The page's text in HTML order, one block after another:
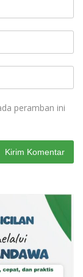
peramban ini